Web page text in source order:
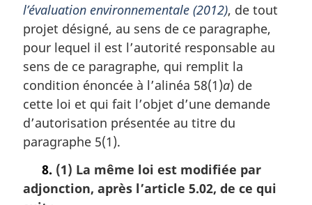
i
a
l
e
:
l’évaluation environnementale (2012), de tout
projet désigné, au sens de ce paragraphe,
pour lequel il est l’autorité responsable au
sens de ce paragraphe, qui remplit la
condition énoncée à l’alinéa 58(1)a) de
cette loi et qui fait l’objet d’une demande
d’autorisation présentée au titre du
paragraphe 5(1).
8. (1) La même loi est modifiée par
adjonction, après l’article 5.02, de ce qui